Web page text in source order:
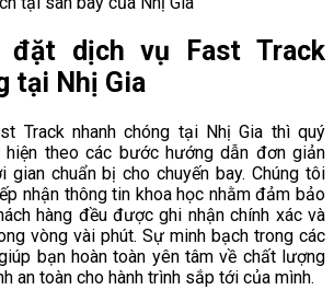
đặt dịch vụ Fast Track
tại Nhị Gia
Track nhanh chóng tại Nhị Gia thì quý
hiện theo các bước hướng dẫn đơn giản
chuẩn bị cho chuyến bay. Chúng tôi
nhận thông tin khoa học nhằm đảm bảo
hàng đều được ghi nhận chính xác và
vòng vài phút. Sự minh bạch trong các
bạn hoàn toàn yên tâm về chất lượng
an toàn cho hành trình sắp tới của mình.